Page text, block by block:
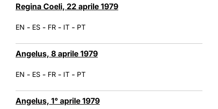
Regina Coeli, 22 aprile 1979
EN - ES - FR - IT - PT
Angelus, 8 aprile 1979
EN - ES - FR - IT - PT
Angelus, 1° aprile 1979